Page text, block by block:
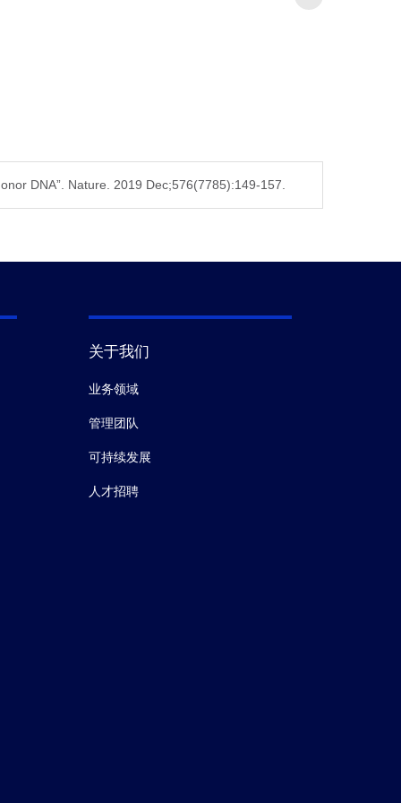
DNA”. Nature. 2019 Dec;576(7785):149-157.
关于我们
业务领域
管理团队
可持续发展
人才招聘